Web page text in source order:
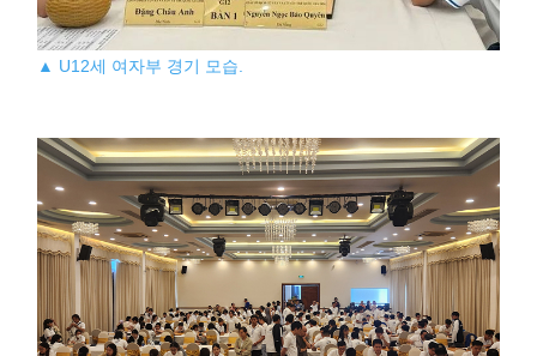
▲ U12세 여자부 경기 모습.